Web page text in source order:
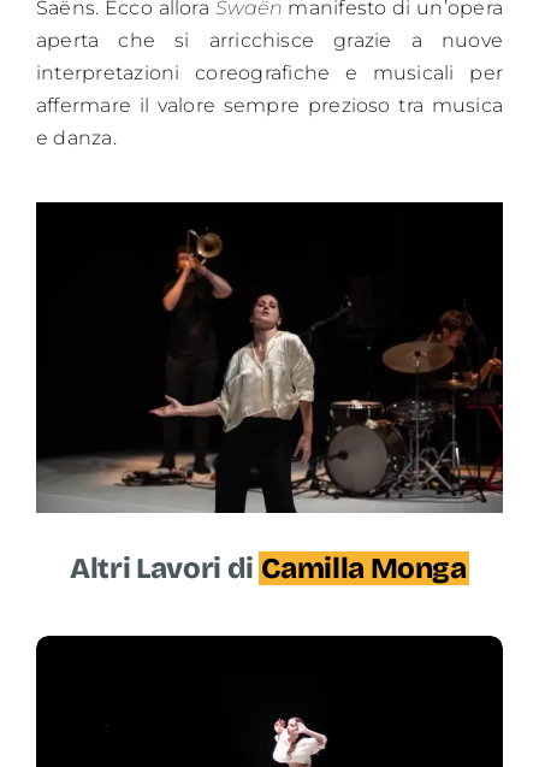
Saëns. Ecco allora Swaën manifesto di un’opera
aperta che si arricchisce grazie a nuove
interpretazioni coreografiche e musicali per
affermare il valore sempre prezioso tra musica
e danza.
Altri Lavori di Camilla Monga